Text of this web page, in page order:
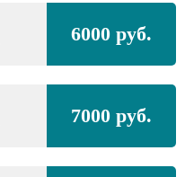
6000 руб.
7000 руб.